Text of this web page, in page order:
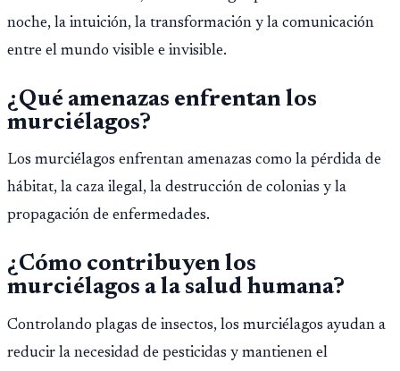
noche, la intuición, la transformación y la comunicación
entre el mundo visible e invisible.
¿Qué amenazas enfrentan los
murciélagos?
Los murciélagos enfrentan amenazas como la pérdida de
hábitat, la caza ilegal, la destrucción de colonias y la
propagación de enfermedades.
¿Cómo contribuyen los
murciélagos a la salud humana?
Controlando plagas de insectos, los murciélagos ayudan a
reducir la necesidad de pesticidas y mantienen el